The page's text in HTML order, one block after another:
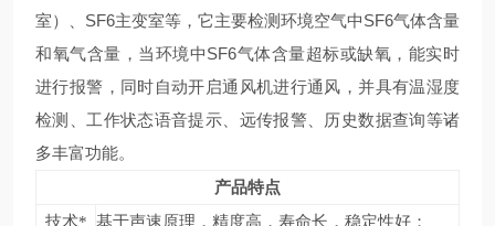
室）、SF6主变室等，它主要检测环境空气中SF6气体含量
和氧气含量，当环境中SF6气体含量超标或缺氧，能实时
进行报警，同时自动开启通风机进行通风，并具有温湿度
检测、工作状态语音提示、远传报警、历史数据查询等诸
多丰富功能。
产品特点
技术* 基于声速原理，精度高，寿命长，稳定性好；